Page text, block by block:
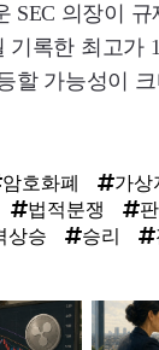
SEC 의장이
기록한 최고가
할 가능성이
암호화폐 가상
법적분쟁
상승 승리